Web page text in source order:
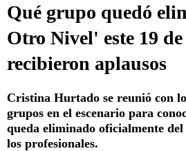
Qué grupo quedó
Otro Nivel' este 19
recibieron aplausos
Cristina Hurtado se reunió con
grupos en el escenario para
queda eliminado oficialmente
los profesionales.